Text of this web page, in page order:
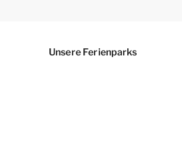
Unsere Ferienparks